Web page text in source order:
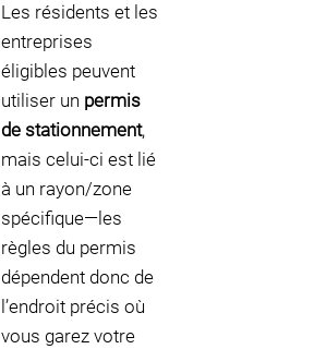
Les résidents et les
entreprises
éligibles peuvent
utiliser un permis
de stationnement,
mais celui-ci est lié
à un rayon/zone
spécifique—les
règles du permis
dépendent donc de
l’endroit précis où
vous garez votre